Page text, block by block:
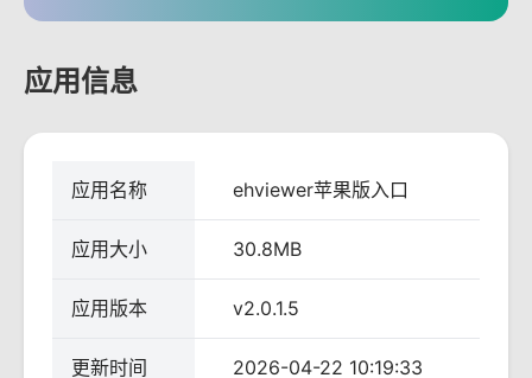
应用信息
应用名称 ehviewer苹果版入口
应用大小 30.8MB
应用版本 v2.0.1.5
更新时间 2026-04-22 10:19:33